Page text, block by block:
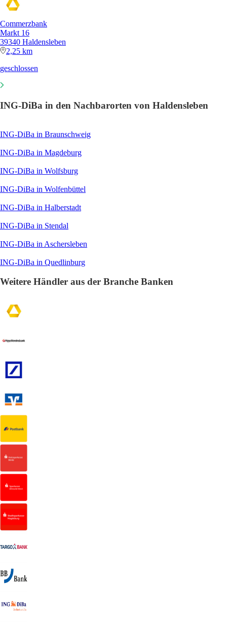
Commerzbank
Markt 16
39340 Haldensleben
2,25 km
geschlossen
ING-DiBa in den Nachbarorten von Haldensleben
ING-DiBa in Braunschweig
ING-DiBa in Magdeburg
ING-DiBa in Wolfsburg
ING-DiBa in Wolfenbüttel
ING-DiBa in Halberstadt
ING-DiBa in Stendal
ING-DiBa in Aschersleben
ING-DiBa in Quedlinburg
Weitere Händler aus der Branche Banken